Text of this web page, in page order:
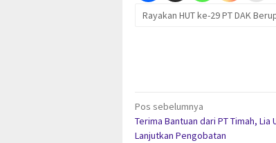
Rayakan HUT ke-29 PT DAK
Navigasi
pos
Pos sebelumnya
Terima Bantuan dari PT Timah, Lia
Lanjutkan Pengobatan